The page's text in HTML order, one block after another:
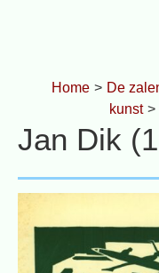
Home > De
kunst >
Jan Dik